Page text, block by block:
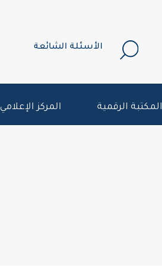
الأسئلة الشائعة
المكتبة الرقمية المركز الإعلامي